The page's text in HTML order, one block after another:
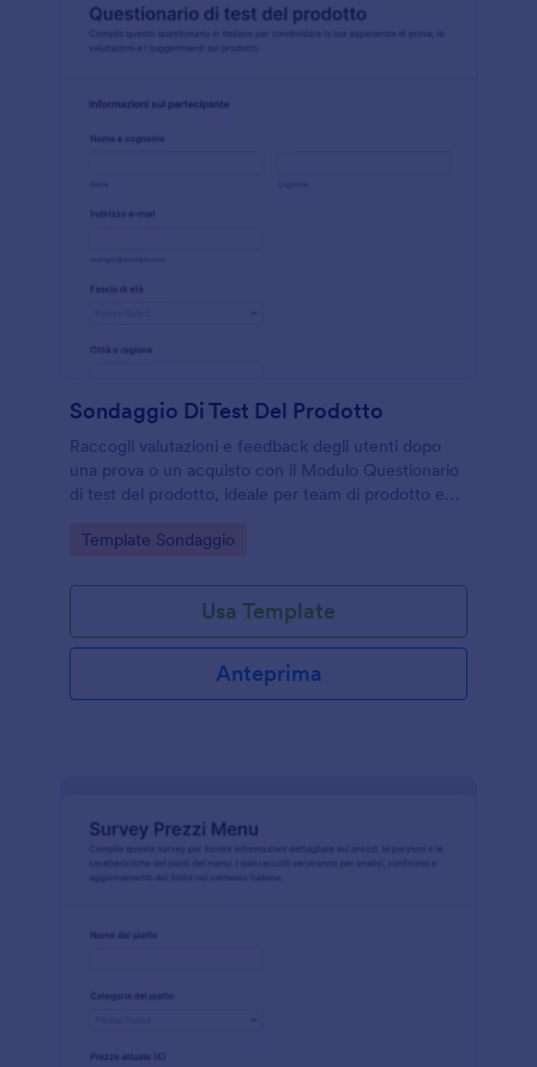
Sondaggio Di Test Del Prodotto
Raccogli valutazioni e feedback degli utenti dopo
una prova o un acquisto con il Modulo Questionario
di test del prodotto, ideale per team di prodotto e
tramite raccolta dati online.
Go to Category:
Template Sondaggio
Usa Template
Anteprima